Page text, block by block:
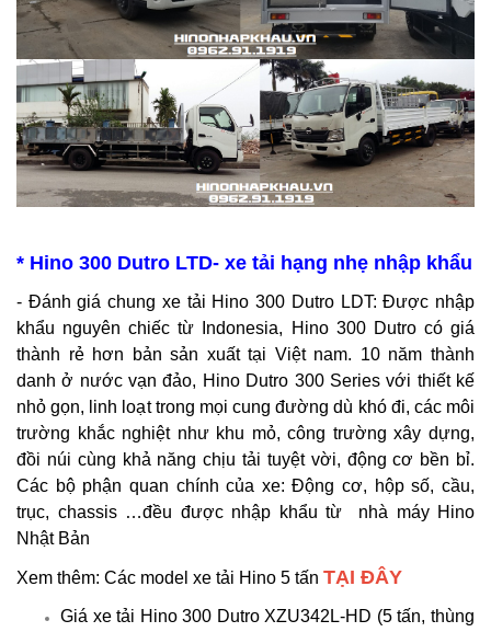
* Hino 300 Dutro LTD- xe tải hạng nhẹ nhập khẩu
- Đánh giá chung xe tải Hino 300 Dutro LDT: Được nhập
khẩu nguyên chiếc từ Indonesia, Hino 300 Dutro có giá
thành rẻ hơn bản sản xuất tại Việt nam. 10 năm thành
danh ở nước vạn đảo, Hino Dutro 300 Series với thiết kế
nhỏ gọn, linh loạt trong mọi cung đường dù khó đi, các môi
trường khắc nghiệt như khu mỏ, công trường xây dựng,
đồi núi cùng khả năng chịu tải tuyệt vời, động cơ bền bỉ.
Các bộ phận quan chính của xe: Động cơ, hộp số, cầu,
trục, chassis …đều được nhập khẩu từ nhà máy Hino
Nhật Bản
Xem thêm: Các model xe tải Hino 5 tấn TẠI ĐÂY
Giá xe tải Hino 300 Dutro XZU342L-HD (5 tấn, thùng